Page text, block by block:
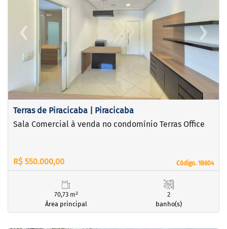
‹Previous ›Next
Terras de Piracicaba | Piracicaba
Código. 18604
Código. 18604
Sala Comercial à venda no condomínio Terras Office
R$ 550.000,00
70,73 m²
Área principal
2
banho(s)